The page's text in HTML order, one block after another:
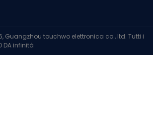
Guangzhou touchwo elettronica co., ltd. Tutti i
DA infinità